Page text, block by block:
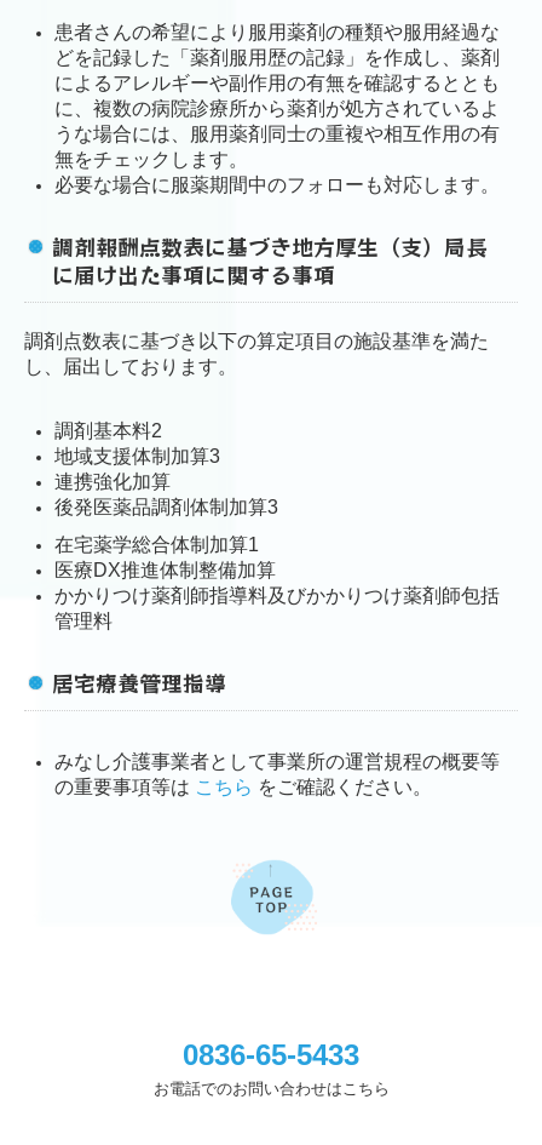
患者さんの希望により服用薬剤の種類や服用経過な
どを記録した「薬剤服用歴の記録」を作成し、 薬剤
によるアレルギーや副作用の有無を確認するととも
に、複数の病院診療所から薬剤が処方されているよ
うな場合には、服用薬剤同士の重複や相互作用の有
無をチェックします。
必要な場合に服薬期間中のフォローも対応します。
調剤報酬点数表に基づき地方厚生（支）局長
に届け出た事項に関する事項
調剤点数表に基づき以下の算定項目の施設基準を満た
し、届出しております。
調剤基本料2
地域支援体制加算3
連携強化加算
後発医薬品調剤体制加算3
在宅薬学総合体制加算1
医療DX推進体制整備加算
かかりつけ薬剤師指導料及びかかりつけ薬剤師包括
管理料
居宅療養管理指導
みなし介護事業者として事業所の運営規程の概要等
の重要事項等は こちら をご確認ください。
0836-65-5433
お電話でのお問い合わせはこちら